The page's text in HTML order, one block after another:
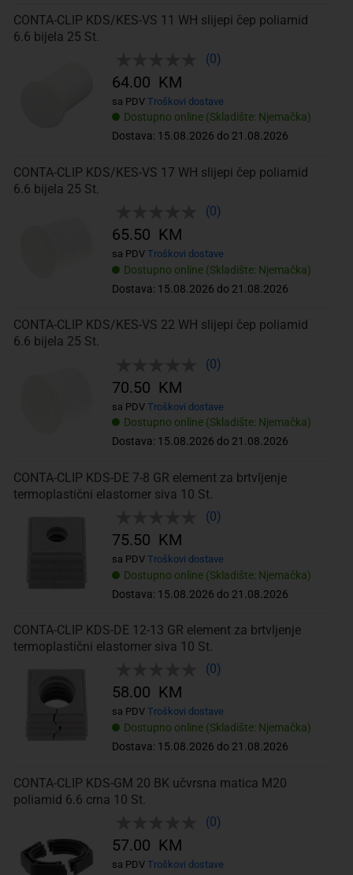
CONTA-CLIP KDS/KES-VS 11 WH slijepi čep poliamid
6.6 bijela 25 St.
(0)
Dostupno online (Skladište: Njemačka)
Dostava: 15.08.2026 do 21.08.2026
64.00 KM
sa PDV Troškovi dostave
CONTA-CLIP KDS/KES-VS 17 WH slijepi čep poliamid
6.6 bijela 25 St.
(0)
Dostupno online (Skladište: Njemačka)
Dostava: 15.08.2026 do 21.08.2026
65.50 KM
sa PDV Troškovi dostave
CONTA-CLIP KDS/KES-VS 22 WH slijepi čep poliamid
6.6 bijela 25 St.
(0)
Dostupno online (Skladište: Njemačka)
Dostava: 15.08.2026 do 21.08.2026
70.50 KM
sa PDV Troškovi dostave
CONTA-CLIP KDS-DE 7-8 GR element za brtvljenje
termoplastični elastomer siva 10 St.
(0)
Dostupno online (Skladište: Njemačka)
Dostava: 15.08.2026 do 21.08.2026
75.50 KM
sa PDV Troškovi dostave
CONTA-CLIP KDS-DE 12-13 GR element za brtvljenje
termoplastični elastomer siva 10 St.
(0)
Dostupno online (Skladište: Njemačka)
Dostava: 15.08.2026 do 21.08.2026
58.00 KM
sa PDV Troškovi dostave
CONTA-CLIP KDS-GM 20 BK učvrsna matica M20
poliamid 6.6 crna 10 St.
(0)
57.00 KM
sa PDV Troškovi dostave